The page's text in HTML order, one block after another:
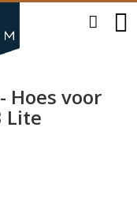
Hoes voor
Lite